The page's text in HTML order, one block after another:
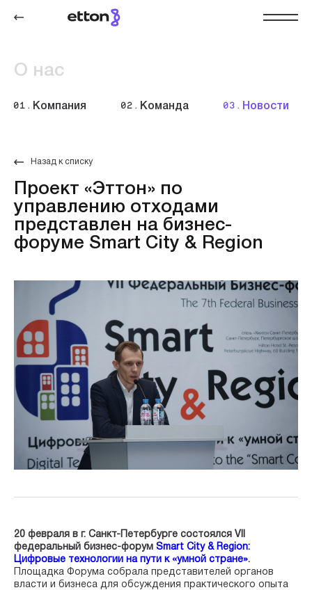
О нас
01. Компания 02. Команда 03. Новости
Назад к списку
Проект «Эттон» по
управлению отходами
представлен на бизнес-
форуме Smart City & Region
20 февраля в г. Санкт-Петербурге состоялся VII
федеральный бизнес-форум Smart City & Region:
Цифровые технологии на пути к «умной стране».
Площадка Форума собрала представителей органов
власти и бизнеса для обсуждения практического опыта